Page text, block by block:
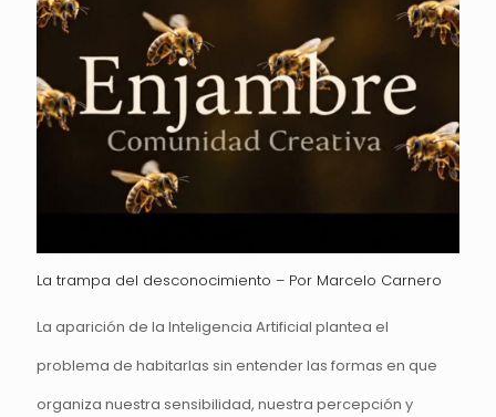
La trampa del desconocimiento – Por Marcelo Carnero
La aparición de la Inteligencia Artificial plantea el
problema de habitarlas sin entender las formas en que
organiza nuestra sensibilidad, nuestra percepción y